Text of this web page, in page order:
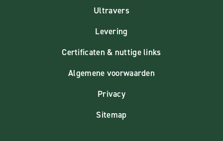
Ultravers
Levering
Certificaten & nuttige links
Algemene voorwaarden
Privacy
Sitemap